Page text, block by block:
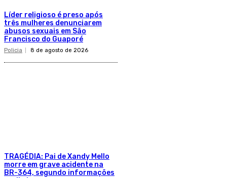
Líder religioso é preso após
três mulheres denunciarem
abusos sexuais em São
Francisco do Guaporé
Policia 8 de agosto de 2026
TRAGÉDIA: Pai de Xandy Mello
morre em grave acidente na
BR-364, segundo informações